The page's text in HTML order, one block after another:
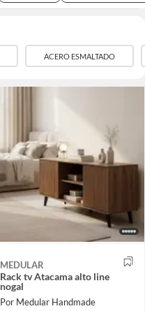
ACERO ESMALTADO
MEDULAR
Rack tv Atacama alto line
nogal
Por Medular Handmade